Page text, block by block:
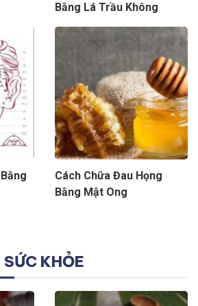
Bằng Lá Trầu Không
Cách Chữa Đau Họng
Bằng Mật Ong
KHỎE